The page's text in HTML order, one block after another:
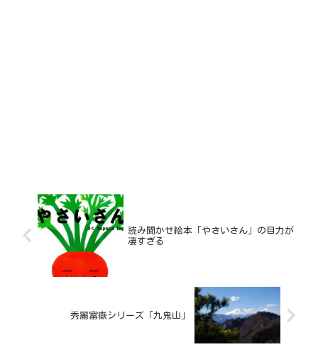
読み聞かせ絵本「やさいさん」の目力が
凄すぎる
秀麗富嶽シリーズ「九鬼山」